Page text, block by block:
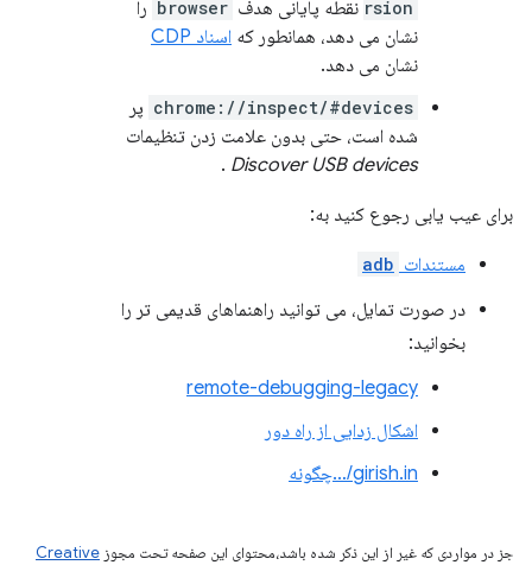
rsion نقطه پایانی هدف browser را
نشان می دهد، همانطور که اسناد CDP
نشان می دهد.
chrome://inspect/#devices پر
شده است، حتی بدون علامت زدن تنظیمات
Discover USB devices
.
برای عیب یابی رجوع کنید به:
مستندات adb
در صورت تمایل، می توانید راهنماهای قدیمی تر را
بخوانید:
remote-debugging-legacy
اشکال زدایی از راه دور
girish.in/…چگونه
جز در مواردی که غیر از این ذکر شده باشد،‌محتوای این صفحه تحت مجوز Creative